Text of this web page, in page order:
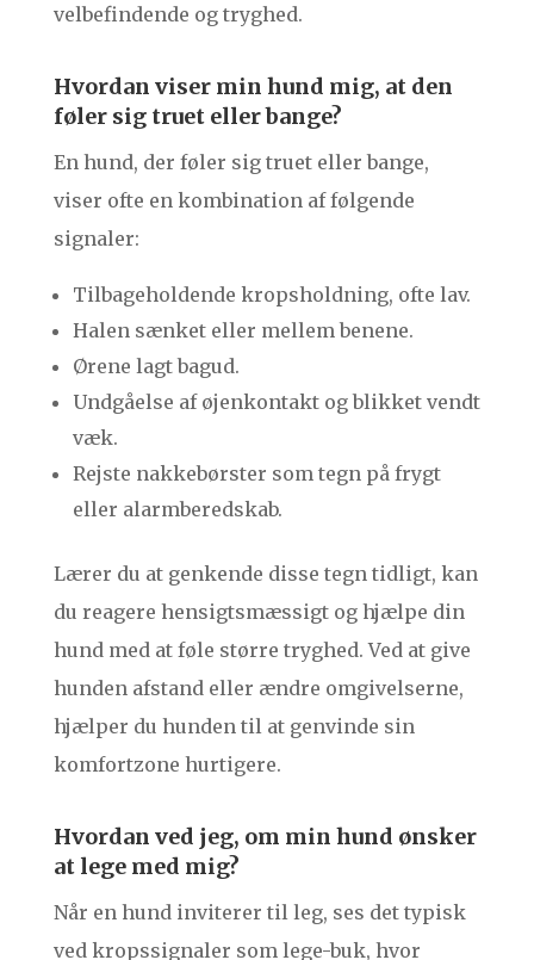
velbefindende og tryghed.
Hvordan viser min hund mig, at den
føler sig truet eller bange?
En hund, der føler sig truet eller bange,
viser ofte en kombination af følgende
signaler:
Tilbageholdende kropsholdning, ofte lav.
Halen sænket eller mellem benene.
Ørene lagt bagud.
Undgåelse af øjenkontakt og blikket vendt
væk.
Rejste nakkebørster som tegn på frygt
eller alarmberedskab.
Lærer du at genkende disse tegn tidligt, kan
du reagere hensigtsmæssigt og hjælpe din
hund med at føle større tryghed. Ved at give
hunden afstand eller ændre omgivelserne,
hjælper du hunden til at genvinde sin
komfortzone hurtigere.
Hvordan ved jeg, om min hund ønsker
at lege med mig?
Når en hund inviterer til leg, ses det typisk
ved kropssignaler som lege-buk, hvor